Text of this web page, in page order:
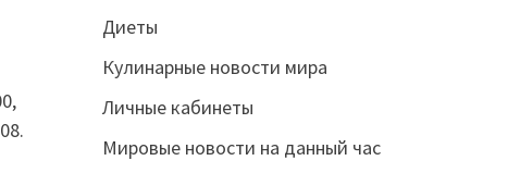
Диеты
Кулинарные новости мира
Личные кабинеты
Мировые новости на данный час